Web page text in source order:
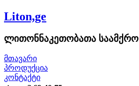
Liton,ge
ლითონნაკეთობათა საამქრო
მთავარი
პროდუქცია
კონტაქტი